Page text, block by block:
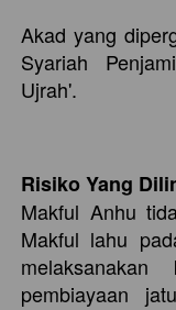
Akad yang
Syariah
Ujrah'.
Risiko Yang
Makful Anhu
Makful lahu
pembiayaan